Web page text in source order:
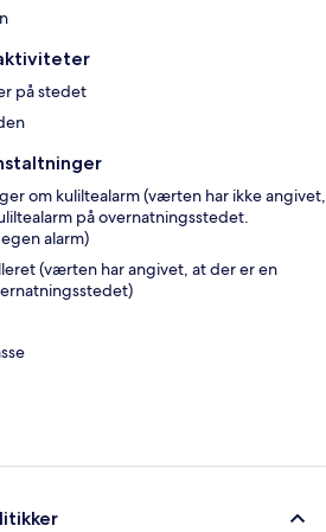
på stedet
om kuliltealarm (værten har ikke angivet,
på overnatningsstedet.
alarm)
(værten har angivet, at der er en